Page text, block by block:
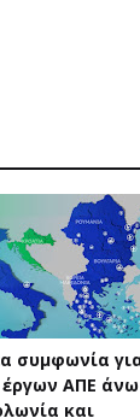
συμφωνία
ΑΠΕ άνω
και